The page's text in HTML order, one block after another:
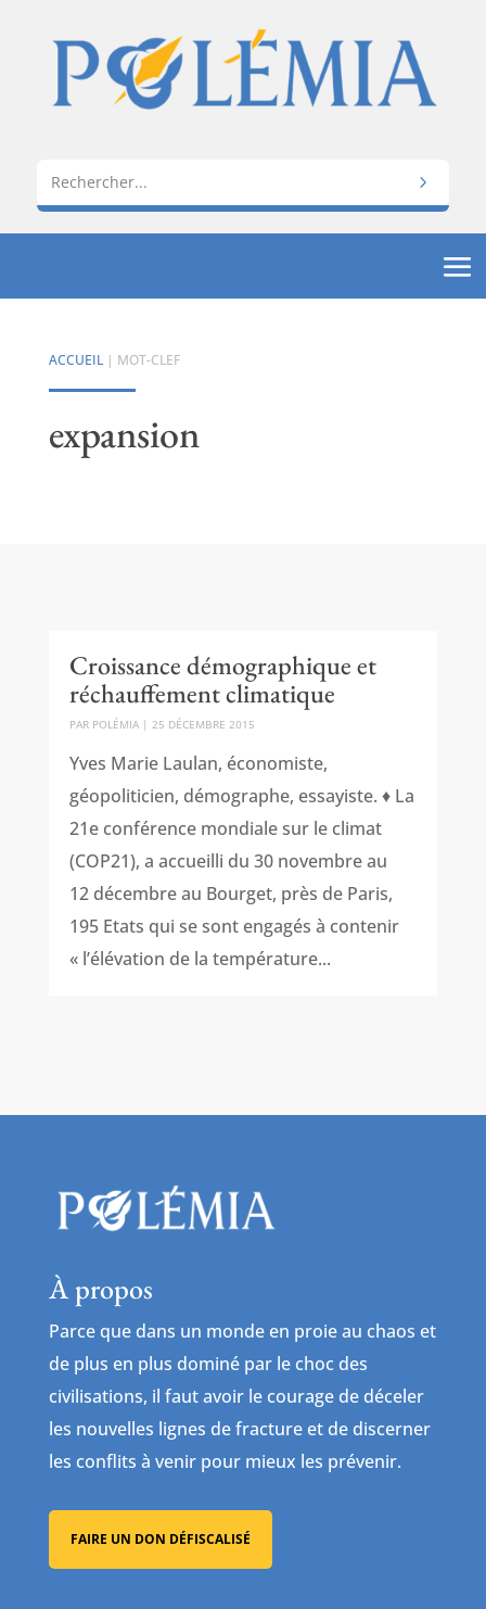
ACCUEIL| MOT-CLEF
expansion
Croissance démographique et
réchauffement climatique
PAR POLÉMIA| 25 DÉCEMBRE 2015
Yves Marie Laulan, économiste,
géopoliticien, démographe, essayiste. ♦ La
21e conférence mondiale sur le climat
(COP21), a accueilli du 30 novembre au
12 décembre au Bourget, près de Paris,
195 Etats qui se sont engagés à contenir
« l’élévation de la température...
À propos
Parce que dans un monde en proie au chaos et
de plus en plus dominé par le choc des
civilisations, il faut avoir le courage de déceler
les nouvelles lignes de fracture et de discerner
les conflits à venir pour mieux les prévenir.
FAIRE UN DON DÉFISCALISÉ